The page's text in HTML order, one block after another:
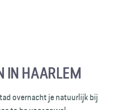
IN HAARLEM
overnacht je natuurlijk bij